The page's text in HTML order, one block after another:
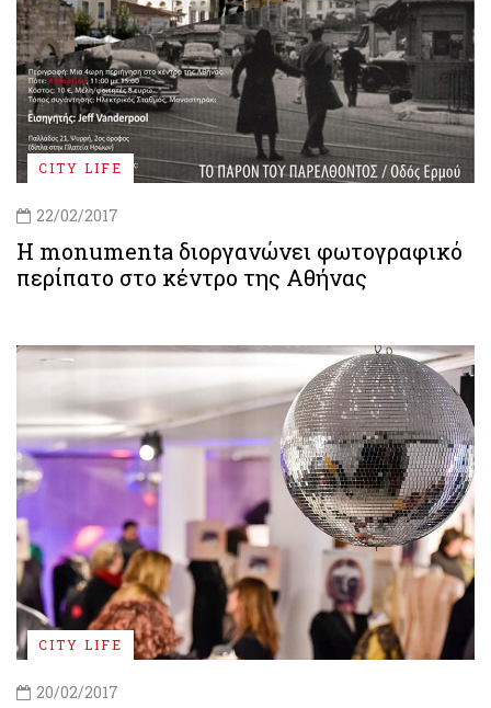
CITY LIFE
22/02/2017
Η monumenta διοργανώνει φωτογραφικό
περίπατο στο κέντρο της Αθήνας
CITY LIFE
20/02/2017